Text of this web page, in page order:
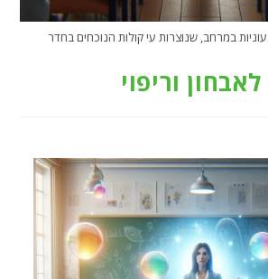
במרחב, שנוצרות עי קולות הנוכחים בחדר
וריפוי